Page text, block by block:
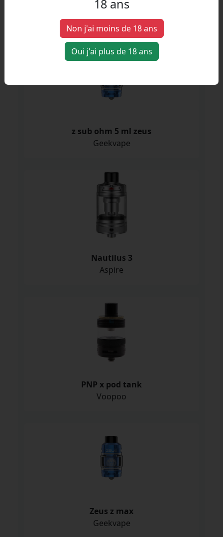
Zeus nano
Geekvape
z sub ohm 5 ml zeus
Geekvape
Nautilus 3
Aspire
PNP x pod tank
Voopoo
Zeus z max
Geekvape
18 ans
Non j'ai moins de 18 ans
Oui j'ai plus de 18 ans